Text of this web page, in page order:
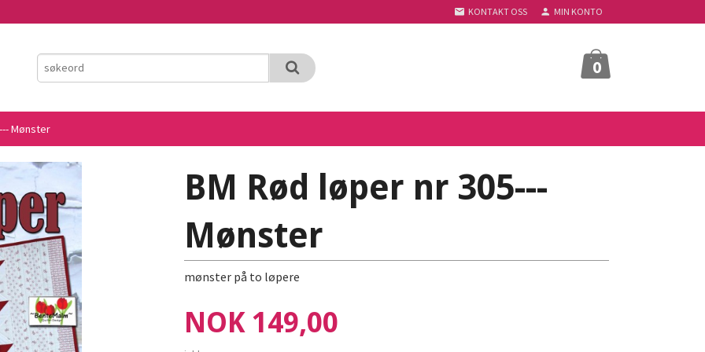
KONTAKT OSS MIN KONTO
0
Mønster
BM Rød løper nr 305---
Mønster
mønster på to løpere
Pris
NOK 149,00